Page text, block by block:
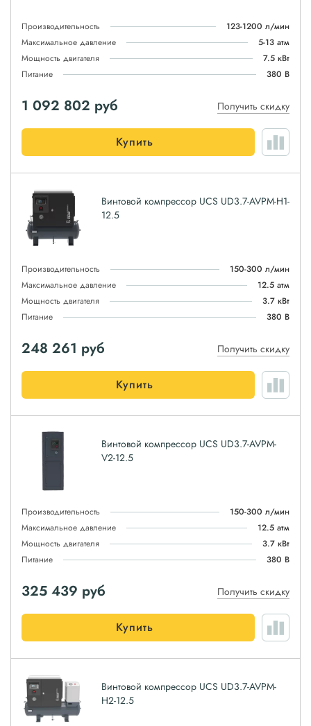
Производительность
123-1200 л/мин
Максимальное давление
5-13 атм
Мощность двигателя
7.5 кВт
Питание
380 В
1 092 802 руб Получить скидку
Купить
Винтовой компрессор UCS UD3.7-AVPM-H1-
12.5
Производительность
150-300 л/мин
Максимальное давление
12.5 атм
Мощность двигателя
3.7 кВт
Питание
380 В
248 261 руб Получить скидку
Купить
Винтовой компрессор UCS UD3.7-AVPM-
V2-12.5
Производительность
150-300 л/мин
Максимальное давление
12.5 атм
Мощность двигателя
3.7 кВт
Питание
380 В
325 439 руб Получить скидку
Купить
Винтовой компрессор UCS UD3.7-AVPM-
H2-12.5